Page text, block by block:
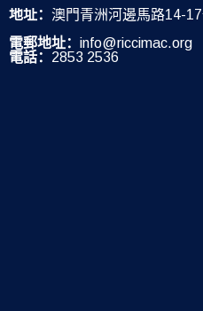
地址： 澳門青洲河邊馬路14-
電郵地址： info@riccimac.org
電話： 2853 2536